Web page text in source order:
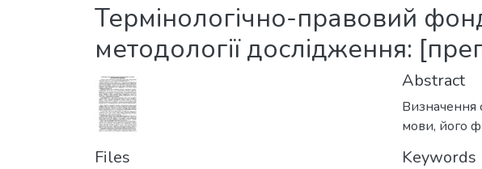
Термінологічно-правовий
методології дослідження:
Files
Abstract
Визначення
мови, його
Keywords